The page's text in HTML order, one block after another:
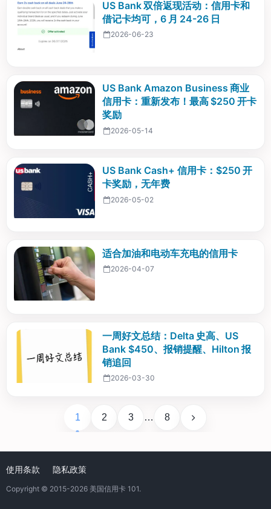
US Bank 双倍返现活动：信用卡和
借记卡均可，6 月 24-26 日
2026-06-23
US Bank Amazon Business 商业
信用卡：重新发布！最高 $250 开卡
奖励
2026-05-14
US Bank Cash+ 信用卡：$250 开
卡奖励，无年费
2026-05-02
适合加油和电动车充电的信用卡
2026-04-07
一周好文总结：Delta 史高、US
Bank $450、报销提醒、Hilton 报
销追回
2026-03-30
1 2 3 … 8
使用条款 隐私政策
Copyright © 2015-2026 美国信用卡 101.